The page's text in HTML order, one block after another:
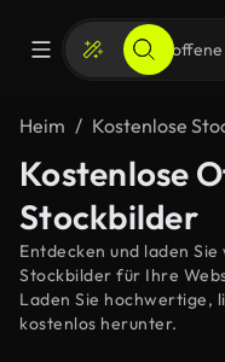
Heim Kostenlose
Kostenlose
Stockbilder
Entdecken und laden
Stockbilder für Ihre
Laden Sie
kostenlos herunter.